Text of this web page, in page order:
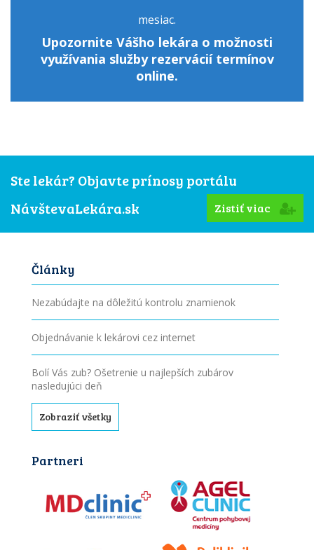
mesiac.
Upozornite Vášho lekára o možnosti
využívania služby rezervácií termínov
online.
Ste lekár? Objavte prínosy portálu
NávštevaLekára.sk
Zistiť viac
Články
Nezabúdajte na dôležitú kontrolu znamienok
Objednávanie k lekárovi cez internet
Bolí Vás zub? Ošetrenie u najlepších zubárov
nasledujúci deň
Zobraziť všetky
Partneri